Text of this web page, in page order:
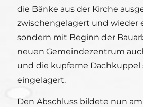
die Bänke aus der Kirche
zwischengelagert und wieder
sondern mit Beginn der
neuen Gemeindezentrum
und die kupferne Dachkuppel
eingelagert.
Den Abschluss bildete nun